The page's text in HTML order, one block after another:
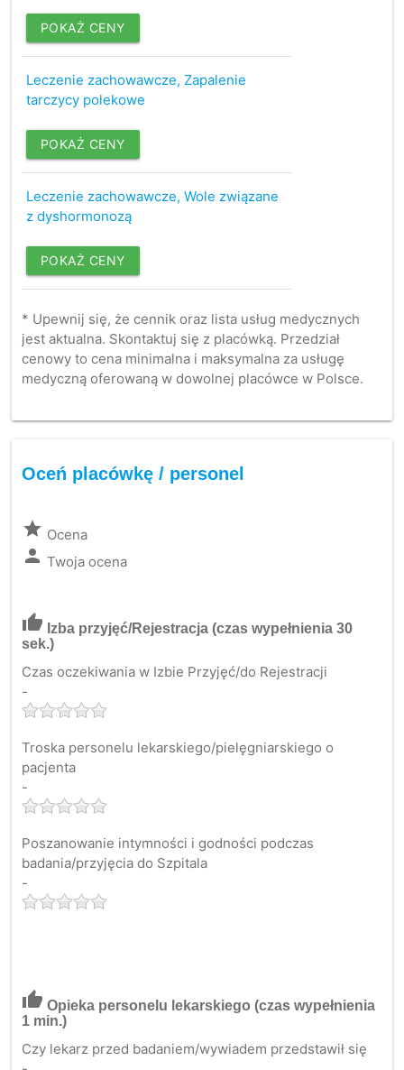
POKAŻ CENY
Leczenie zachowawcze, Zapalenie
tarczycy polekowe
POKAŻ CENY
Leczenie zachowawcze, Wole związane
z dyshormonozą
POKAŻ CENY
* Upewnij się, że cennik oraz lista usług medycznych
jest aktualna. Skontaktuj się z placówką. Przedział
cenowy to cena minimalna i maksymalna za usługę
medyczną oferowaną w dowolnej placówce w Polsce.
Oceń placówkę / personel
grade Ocena
person Twoja ocena
thumb_up Izba przyjęć/Rejestracja (czas wypełnienia 30
sek.)
Czas oczekiwania w Izbie Przyjęć/do Rejestracji
-
Troska personelu lekarskiego/pielęgniarskiego o
pacjenta
-
Poszanowanie intymności i godności podczas
badania/przyjęcia do Szpitala
-
thumb_up Opieka personelu lekarskiego (czas wypełnienia
1 min.)
Czy lekarz przed badaniem/wywiadem przedstawił się